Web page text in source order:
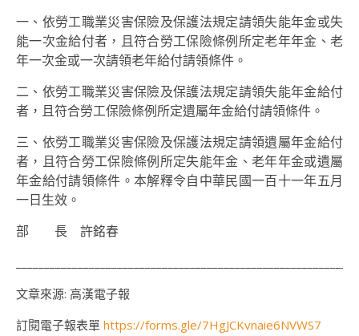
一、依勞工職業災害保險及保護法規定請領失能年金或失
能一次金給付者，且符合勞工保險條例所定老年年金、老
年一次金或一次請領老年給付請領條件。
二、依勞工職業災害保險及保護法規定請領失能年金給付
者，且符合勞工保險條例所定遺屬年金給付請領條件。
三、依勞工職業災害保險及保護法規定請領遺屬年金給付
者，且符合勞工保險條例所定失能年金、老年年金或遺屬
年金給付請領條件。本解釋令自中華民國一百十一年五月
一日生效。
部 長 許銘春
文章來源: 高漢電子報
訂閱電子報表單 https://forms.gle/7HgJCKvnaie6NVWS7